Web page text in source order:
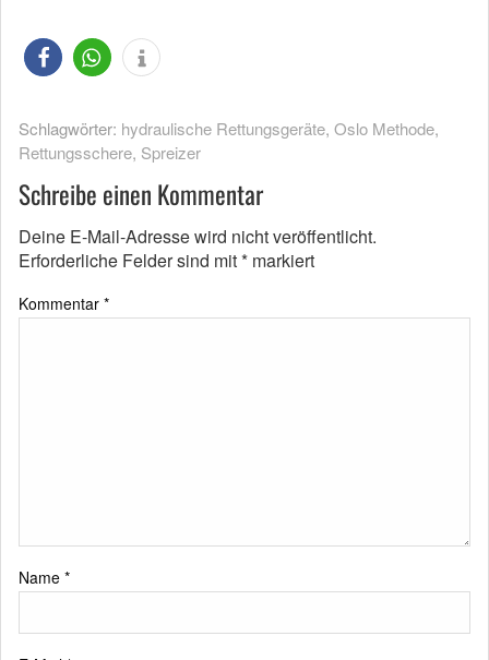
Schlagwörter: hydraulische Rettungsgeräte, Oslo Methode,
Rettungsschere, Spreizer
Schreibe einen Kommentar
Deine E-Mail-Adresse wird nicht veröffentlicht.
Erforderliche Felder sind mit* markiert
Kommentar *
Name *